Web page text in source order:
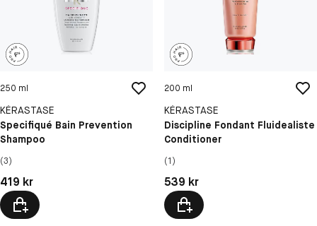
250 ml
KÉRASTASE
Specifiqué Bain Prevention
Shampoo
(3)
Pris: 419 kr
419 kr
200 ml
KÉRASTASE
Discipline Fondant Fluidealiste
Conditioner
(1)
Pris: 539 kr
539 kr